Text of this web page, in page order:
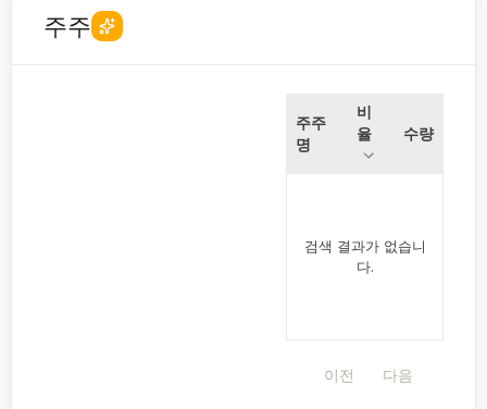
주주
주주
명
비
율
수량
검색 결과가 없습니
다.
이전 다음